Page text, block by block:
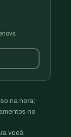
na hora;
no
você,